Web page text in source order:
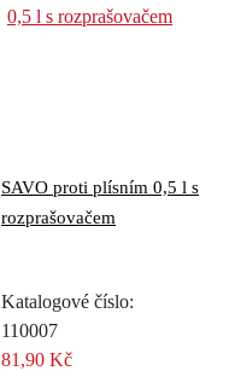
SAVO proti plísním 0,5 l s
rozprašovačem
Katalogové číslo:
110007
81,90 Kč